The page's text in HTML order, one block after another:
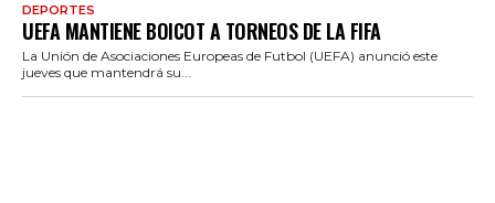
DEPORTES
UEFA MANTIENE BOICOT A TORNEOS DE LA FIFA
La Unión de Asociaciones Europeas de Futbol (UEFA) anunció este
jueves que mantendrá su...